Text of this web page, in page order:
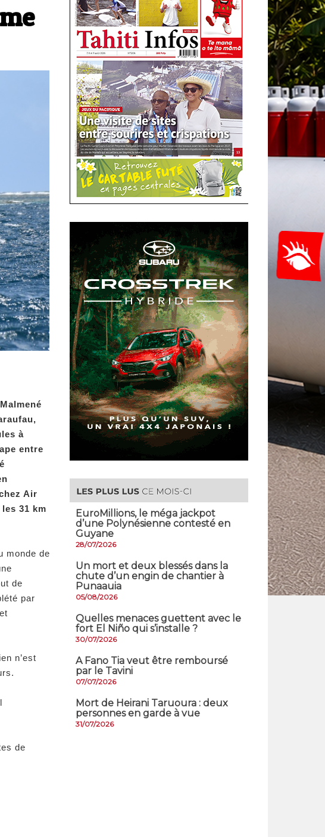
à
entre
Air
31 km
monde de
de
par
n’est
de
EuroMillions, ​le méga jackpot
d’une Polynésienne contesté en
Guyane
28/07/2026
​Un mort et deux blessés dans la
chute d’un engin de chantier à
Punaauia
05/08/2026
Quelles menaces guettent avec le
fort El Niño qui s’installe ?
30/07/2026
A Fano Tia veut être remboursé
par le Tavini
07/07/2026
Mort de Heirani Taruoura : deux
personnes en garde à vue
31/07/2026